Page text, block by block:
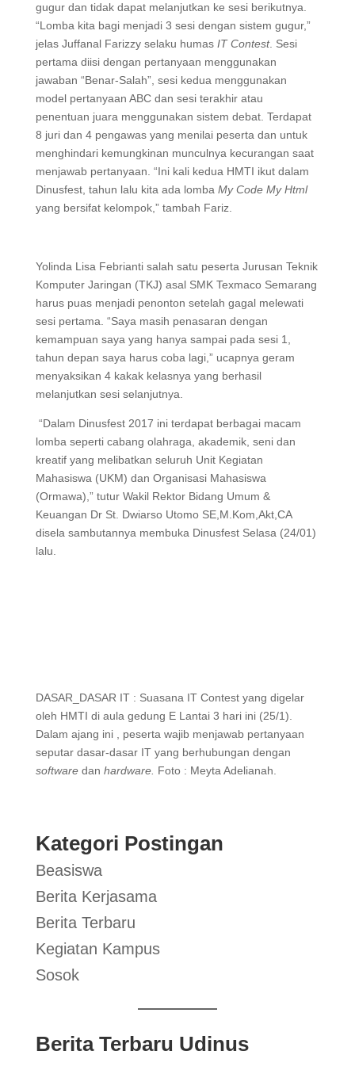
gugur dan tidak dapat melanjutkan ke sesi berikutnya.
“Lomba kita bagi menjadi 3 sesi dengan sistem gugur,”
jelas Juffanal Farizzy selaku humas IT Contest. Sesi
pertama diisi dengan pertanyaan menggunakan
jawaban “Benar-Salah”, sesi kedua menggunakan
model pertanyaan ABC dan sesi terakhir atau
penentuan juara menggunakan sistem debat. Terdapat
8 juri dan 4 pengawas yang menilai peserta dan untuk
menghindari kemungkinan munculnya kecurangan saat
menjawab pertanyaan. “Ini kali kedua HMTI ikut dalam
Dinusfest, tahun lalu kita ada lomba My Code My Html
yang bersifat kelompok,” tambah Fariz.
Yolinda Lisa Febrianti salah satu peserta Jurusan Teknik
Komputer Jaringan (TKJ) asal SMK Texmaco Semarang
harus puas menjadi penonton setelah gagal melewati
sesi pertama. “Saya masih penasaran dengan
kemampuan saya yang hanya sampai pada sesi 1,
tahun depan saya harus coba lagi,” ucapnya geram
menyaksikan 4 kakak kelasnya yang berhasil
melanjutkan sesi selanjutnya.
“Dalam Dinusfest 2017 ini terdapat berbagai macam
lomba seperti cabang olahraga, akademik, seni dan
kreatif yang melibatkan seluruh Unit Kegiatan
Mahasiswa (UKM) dan Organisasi Mahasiswa
(Ormawa),” tutur Wakil Rektor Bidang Umum &
Keuangan Dr St. Dwiarso Utomo SE,M.Kom,Akt,CA
disela sambutannya membuka Dinusfest Selasa (24/01)
lalu.
DASAR_DASAR IT : Suasana IT Contest yang digelar
oleh HMTI di aula gedung E Lantai 3 hari ini (25/1).
Dalam ajang ini , peserta wajib menjawab pertanyaan
seputar dasar-dasar IT yang berhubungan dengan
software dan hardware. Foto : Meyta Adelianah.
Kategori Postingan
Beasiswa
Berita Kerjasama
Berita Terbaru
Kegiatan Kampus
Sosok
Berita Terbaru Udinus